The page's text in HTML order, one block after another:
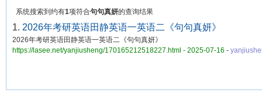
系统搜索到约有1项符合句句真妍的查询结果
1. 2026年考研英语田静英语一英语二《句句真妍》
2026年考研英语田静英语一英语二《句句真妍》
https://lasee.net/yanjiusheng/170165212518227.html - 2025-07-16 -